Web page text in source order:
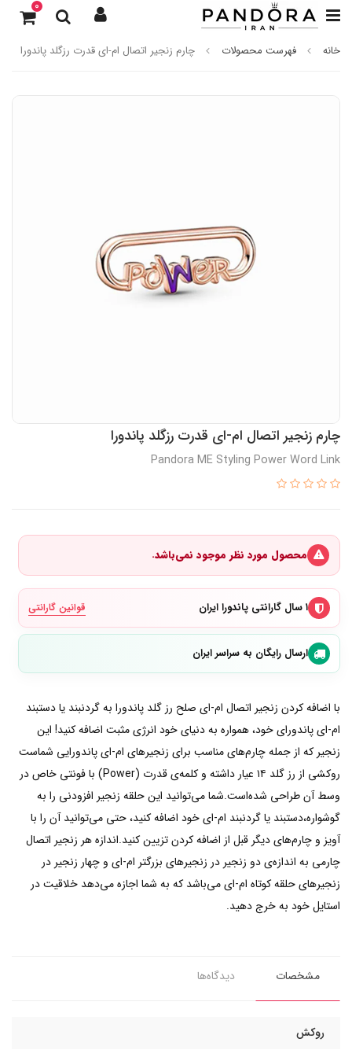
0
خانه فهرست محصولات چارم زنجیر اتصال ام-ای قدرت رزگلد پاندورا
چارم زنجیر اتصال ام-ای قدرت رزگلد پاندورا
Pandora ME Styling Power Word Link
محصول مورد نظر موجود نمی‌باشد.
۱ سال گارانتی پاندورا ایران قوانین گارانتی
ارسال رایگان به سراسر ایران
با اضافه کردن زنجیر اتصال ام-ای صلح رز گلد پاندورا به گردنبند یا دستبند
ام-ای پاندورای خود، همواره به دنیای خود انرژی مثبت اضافه کنید! این
زنجیر که از جمله چارم‌های مناسب برای زنجیر‌های ام-ای پاندورایی شماست
روکشی از رز گلد ۱۴ عیار داشته و کلمه‌ی قدرت (Power) با فونتی خاص در
وسط آن طراحی شده‌است.شما می‌توانید این حلقه زنجیر افزودنی را به
گوشواره،دستبند یا گردنبند ام-ای خود اضافه کنید، حتی می‌توانید آن را با
آویز و چارم‌های دیگر قبل از اضافه کردن تزیین کنید.اندازه هر زنجیر اتصال
چارمی به اندازه‌ی دو زنجیر در زنجیر‌های بزرگتر ام-ای و چهار زنجیر در
زنجیر‌های حلقه کوتاه ام-ای می‌باشد که به شما اجازه می‌دهد خلاقیت در
استایل خود به خرج دهید.
مشخصات دیدگاه‌ها
روکش